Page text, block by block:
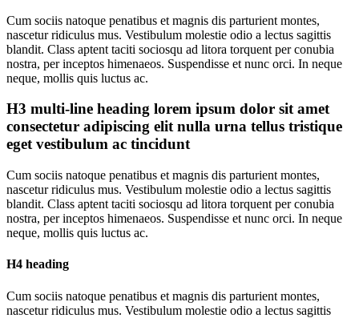
Cum sociis natoque penatibus et magnis dis parturient montes,
nascetur ridiculus mus. Vestibulum molestie odio a lectus sagittis
blandit. Class aptent taciti sociosqu ad litora torquent per conubia
nostra, per inceptos himenaeos. Suspendisse et nunc orci. In neque
neque, mollis quis luctus ac.
H3 multi-line heading lorem ipsum dolor sit amet
consectetur adipiscing elit nulla urna tellus tristique
eget vestibulum ac tincidunt
Cum sociis natoque penatibus et magnis dis parturient montes,
nascetur ridiculus mus. Vestibulum molestie odio a lectus sagittis
blandit. Class aptent taciti sociosqu ad litora torquent per conubia
nostra, per inceptos himenaeos. Suspendisse et nunc orci. In neque
neque, mollis quis luctus ac.
H4 heading
Cum sociis natoque penatibus et magnis dis parturient montes,
nascetur ridiculus mus. Vestibulum molestie odio a lectus sagittis